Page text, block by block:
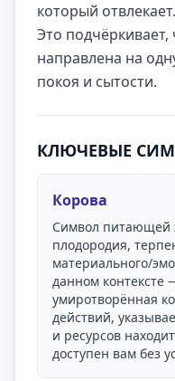
который
Это подчёркивает,
направлена на
покоя и сытости.
КЛЮЧЕВЫЕ
Корова
Символ питающей
плодородия,
материального/
данном контексте
умиротворённая
действий,
и ресурсов
доступен вам без